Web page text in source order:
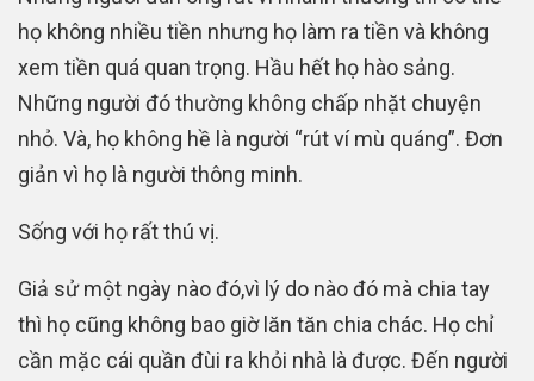
họ không nhiều tiền nhưng họ làm ra tiền và không
xem tiền quá quan trọng. Hầu hết họ hào sảng.
Những người đó thường không chấp nhặt chuyện
nhỏ. Và, họ không hề là người “rút ví mù quáng”. Đơn
giản vì họ là người thông minh.
Sống với họ rất thú vị.
Giả sử một ngày nào đó,vì lý do nào đó mà chia tay
thì họ cũng không bao giờ lăn tăn chia chác. Họ chỉ
cần mặc cái quần đùi ra khỏi nhà là được. Đến người